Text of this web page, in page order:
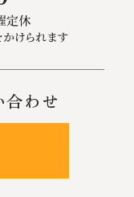
合わせ